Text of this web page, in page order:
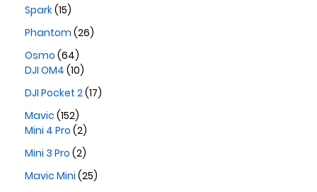
Spark(15)
Phantom (26)
Osmo (64)
DJI OM4 (10)
DJI Pocket 2(17)
Mavic (152)
Mini 4 Pro (2)
Mini 3 Pro (2)
Mavic Mini (25)